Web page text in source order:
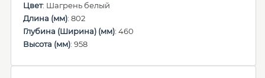
Цвет: Шагрень белый
Длина (мм): 802
Глубина (Ширина) (мм): 460
Высота (мм): 958